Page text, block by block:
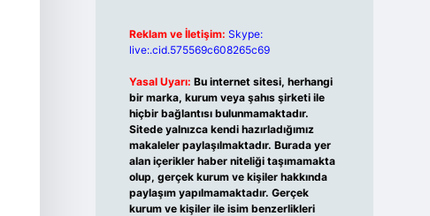
Reklam ve İletişim: Skype:
live:.cid.575569c608265c69
Yasal Uyarı: Bu internet sitesi, herhangi
bir marka, kurum veya şahıs şirketi ile
hiçbir bağlantısı bulunmamaktadır.
Sitede yalnızca kendi hazırladığımız
makaleler paylaşılmaktadır. Burada yer
alan içerikler haber niteliği taşımamakta
olup, gerçek kurum ve kişiler hakkında
paylaşım yapılmamaktadır. Gerçek
kurum ve kişiler ile isim benzerlikleri